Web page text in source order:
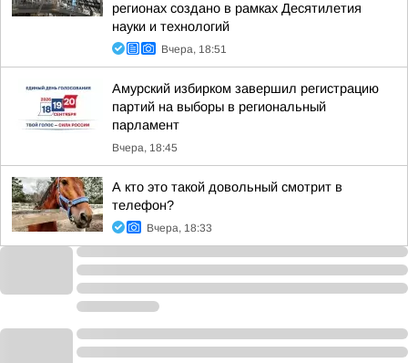
регионах создано в рамках Десятилетия
науки и технологий
Вчера, 18:51
Амурский избирком завершил регистрацию
партий на выборы в региональный
парламент
Вчера, 18:45
А кто это такой довольный смотрит в
телефон?
Вчера, 18:33